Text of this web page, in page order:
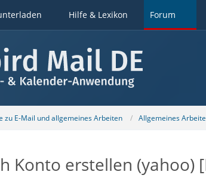
Hilfe & Lexikon Forum
zu E-Mail und allgemeines Arbeiten Allgemeines
Konto erstellen (yahoo)